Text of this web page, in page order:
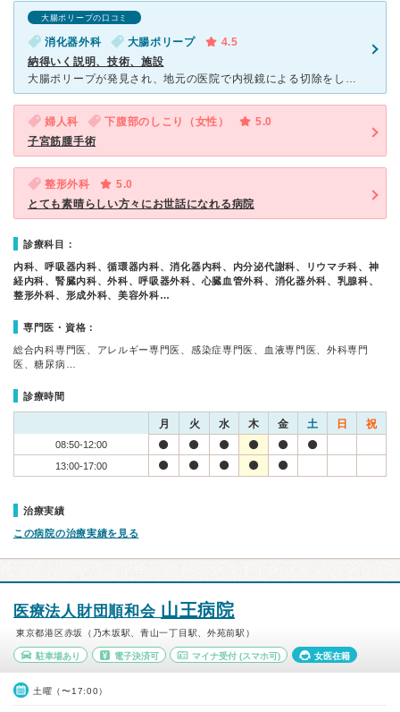
大腸ポリープの口コミ
消化器外科 大腸ポリープ
4.5
納得いく説明、技術、施設
大腸ポリープが発見され、地元の医院で内視鏡による切除をしてもらおうとおもったのだが、その地元医院では大腸ポリープひとつ切除するのに３泊４日の入院が必要とのことだったため、以前大腸ポリープ切除をしていた
婦人科 下腹部のしこり（女性）
5.0
子宮筋腫手術
整形外科
5.0
とても素晴らしい方々にお世話になれる病院
診療科目：
内科、呼吸器内科、循環器内科、消化器内科、内分泌代謝科、リウマチ科、神
経内科、腎臓内科、外科、呼吸器外科、心臓血管外科、消化器外科、乳腺科、
整形外科、形成外科、美容外科…
専門医・資格：
総合内科専門医、アレルギー専門医、感染症専門医、血液専門医、外科専門
医、糖尿病…
診療時間
月 火 水 木 金 土 日 祝
08:50-12:00
13:00-17:00
治療実績
この病院の治療実績を見る
医療法人財団順和会 山王病院
東京都港区赤坂（乃木坂駅、青山一丁目駅、外苑前駅）
駐車場あり 電子決済可 マイナ受付 (スマホ可) 女医在籍
土曜（〜17:00）